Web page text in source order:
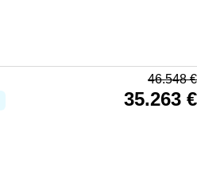
46.548€
35.263 €